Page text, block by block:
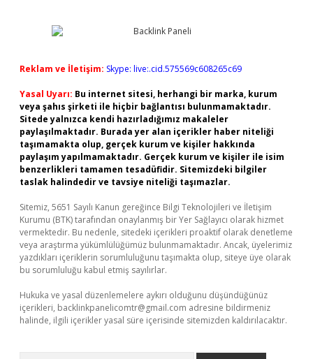
Reklam ve İletişim: Skype: live:.cid.575569c608265c69
Yasal Uyarı: Bu internet sitesi, herhangi bir marka, kurum
veya şahıs şirketi ile hiçbir bağlantısı bulunmamaktadır.
Sitede yalnızca kendi hazırladığımız makaleler
paylaşılmaktadır. Burada yer alan içerikler haber niteliği
taşımamakta olup, gerçek kurum ve kişiler hakkında
paylaşım yapılmamaktadır. Gerçek kurum ve kişiler ile isim
benzerlikleri tamamen tesadüfidir. Sitemizdeki bilgiler
taslak halindedir ve tavsiye niteliği taşımazlar.
Sitemiz, 5651 Sayılı Kanun gereğince Bilgi Teknolojileri ve İletişim
Kurumu (BTK) tarafından onaylanmış bir Yer Sağlayıcı olarak hizmet
vermektedir. Bu nedenle, sitedeki içerikleri proaktif olarak denetleme
veya araştırma yükümlülüğümüz bulunmamaktadır. Ancak, üyelerimiz
yazdıkları içeriklerin sorumluluğunu taşımakta olup, siteye üye olarak
bu sorumluluğu kabul etmiş sayılırlar.
Hukuka ve yasal düzenlemelere aykırı olduğunu düşündüğünüz
içerikleri, backlinkpanelicomtr@gmail.com adresine bildirmeniz
halinde, ilgili içerikler yasal süre içerisinde sitemizden kaldırılacaktır.